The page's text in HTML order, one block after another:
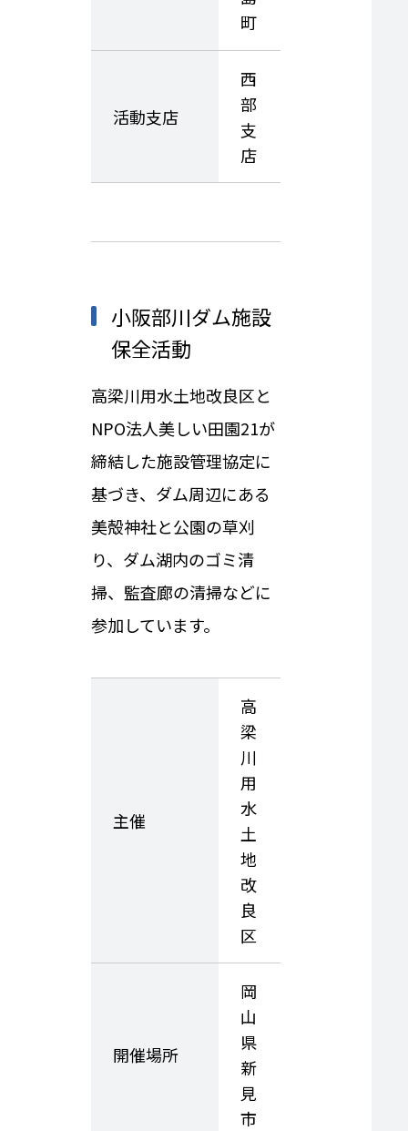
町
活動支店
西
部
支
店
小阪部川ダム施設
保全活動
高梁川用水土地改良区と
NPO法人美しい田園21が
締結した施設管理協定に
基づき、ダム周辺にある
美殻神社と公園の草刈
り、ダム湖内のゴミ清
掃、監査廊の清掃などに
参加しています。
主催
高
梁
川
用
水
土
地
改
良
区
開催場所
岡
山
県
新
見
市